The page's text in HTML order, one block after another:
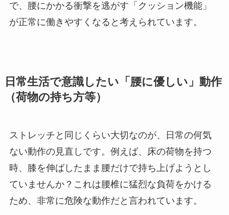
で、腰にかかる衝撃を逃がす「クッション機能」
が正常に働きやすくなると考えられています。
日常生活で意識したい「腰に優しい」動作
（荷物の持ち方等）
ストレッチと同じくらい大切なのが、日常の何気
ない動作の見直しです。例えば、床の荷物を持つ
時、膝を伸ばしたまま腰だけで持ち上げようとし
ていませんか？これは腰椎に猛烈な負荷をかける
ため、非常に危険な動作だと言われています。